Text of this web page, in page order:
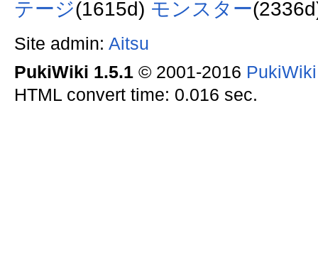
テージ(1615d) モンスター
Site admin: Aitsu
PukiWiki 1.5.1© 2001-2016
HTML convert time: 0.016 sec.